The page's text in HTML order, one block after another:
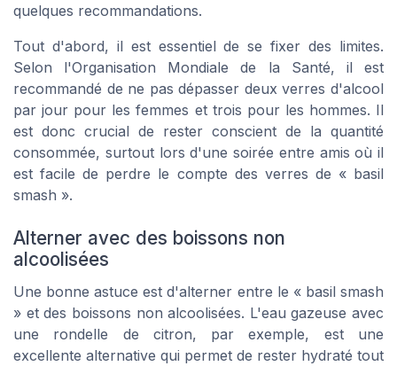
quelques recommandations.
Tout d'abord, il est essentiel de se fixer des limites.
Selon l'Organisation Mondiale de la Santé, il est
recommandé de ne pas dépasser deux verres d'alcool
par jour pour les femmes et trois pour les hommes. Il
est donc crucial de rester conscient de la quantité
consommée, surtout lors d'une soirée entre amis où il
est facile de perdre le compte des verres de « basil
smash ».
Alterner avec des boissons non
alcoolisées
Une bonne astuce est d'alterner entre le « basil smash
» et des boissons non alcoolisées. L'eau gazeuse avec
une rondelle de citron, par exemple, est une
excellente alternative qui permet de rester hydraté tout